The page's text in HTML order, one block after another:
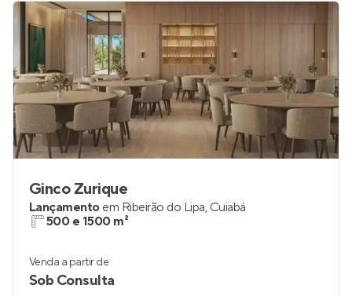
Ginco Zurique
Lançamento em Ribeirão do Lipa, Cuiabá
500 e 1500 m²
Venda a partir de
Sob Consulta